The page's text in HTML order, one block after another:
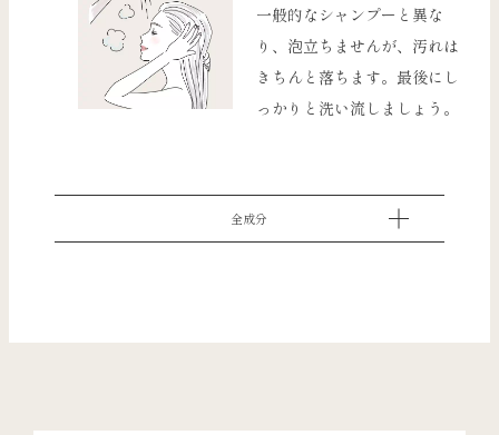
一般的なシャンプーと異な
り、泡立ちませんが、汚れは
きちんと落ちます。最後にし
っかりと洗い流しましょう。
全成分